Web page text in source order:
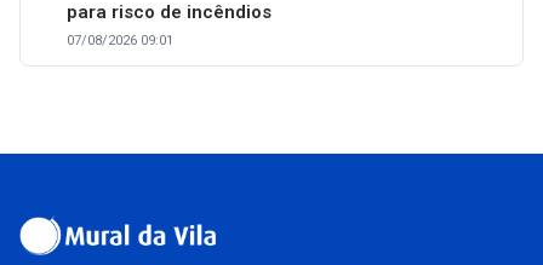
para risco de incêndios
07/08/2026 09:01